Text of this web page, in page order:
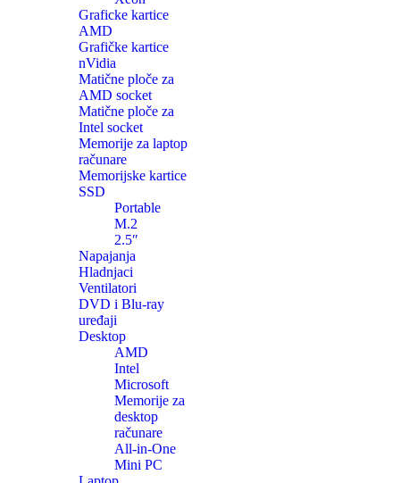
Graficke kartice
AMD
Grafičke kartice
nVidia
Matične ploče za
AMD socket
Matične ploče za
Intel socket
Memorije za laptop
računare
Memorijske kartice
SSD
Portable
M.2
2.5″
Napajanja
Hladnjaci
Ventilatori
DVD i Blu-ray
uređaji
Desktop
AMD
Intel
Microsoft
Memorije za
desktop
računare
All-in-One
Mini PC